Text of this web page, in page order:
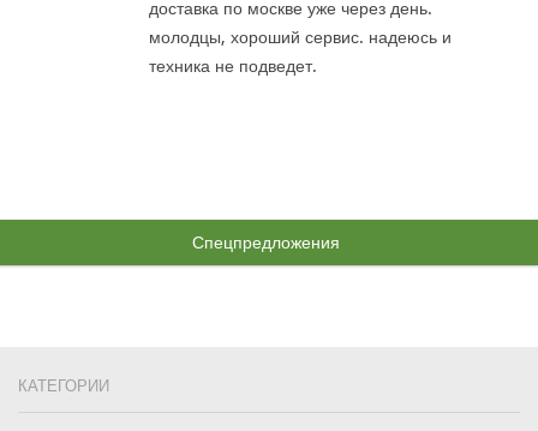
доставка по москве уже через день.
молодцы, хороший сервис. надеюсь и
техника не подведет.
Спецпредложения
КАТЕГОРИИ